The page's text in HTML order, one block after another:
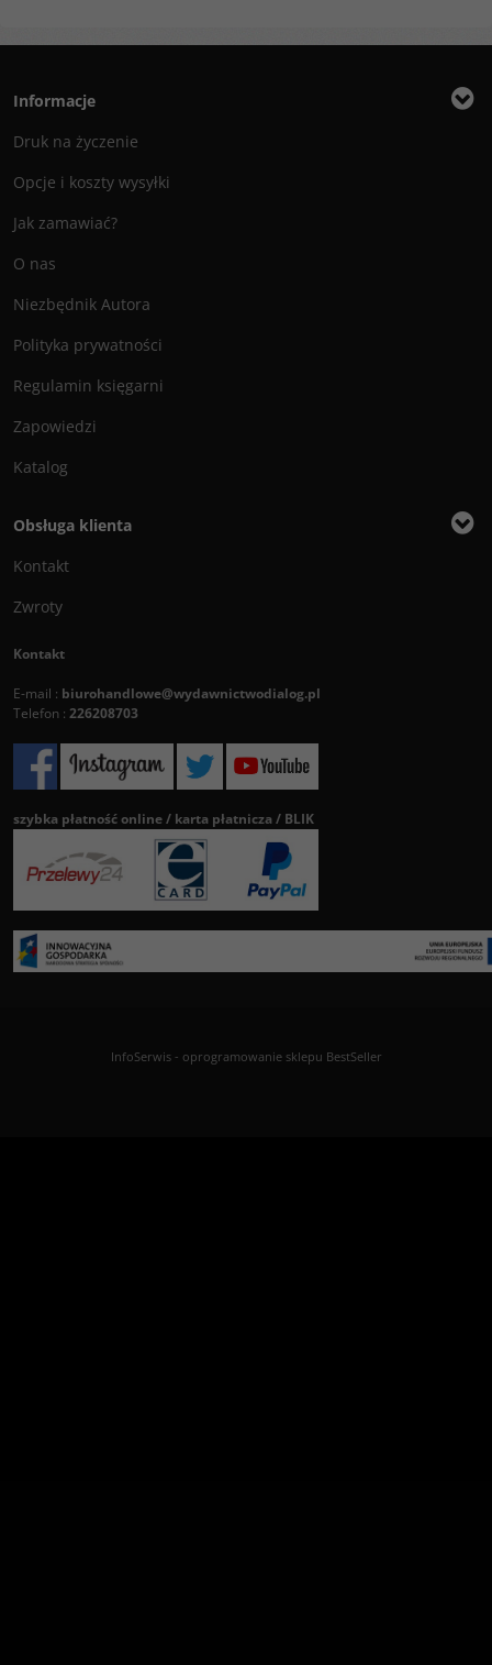
Informacje
Druk na życzenie
Opcje i koszty wysyłki
Jak zamawiać?
O nas
Niezbędnik Autora
Polityka prywatności
Regulamin księgarni
Zapowiedzi
Katalog
Obsługa klienta
Kontakt
Zwroty
Kontakt
E-mail : biurohandlowe@wydawnictwodialog.pl
Telefon : 226208703
szybka płatność online / karta płatnicza / BLIK
InfoSerwis- oprogramowanie sklepu BestSeller